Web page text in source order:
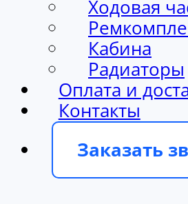
Ходовая
Кабина
Радиаторы
Оплата и
Контакты
Заказать